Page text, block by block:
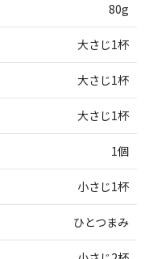
80g
大さじ1杯
大さじ1杯
大さじ1杯
1個
小さじ1杯
ひとつまみ